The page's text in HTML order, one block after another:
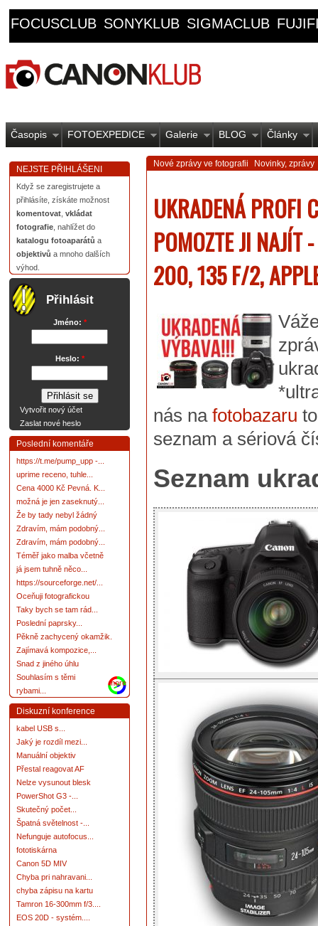
FOCUSCLUB SONYKLUB SIGMACLUB
Časopis FOTOEXPEDICE Galerie BLOG Články
NEJSTE PŘIHLÁŠENI
Když se zaregistrujete a
přihlásíte, získáte možnost
komentovat vkládat
fotografie , nahlížet do
katalogu fotoaparátů a
objektivů a mnoho dalších
výhod.
Přihlásit
Jméno: *
Heslo: *
Vytvořit nový účet
Zaslat nové heslo
Poslední komentáře
https://t.me/pump_upp -...
uprime receno, tuhle...
Cena 4000 Kč Pevná. K...
možná je jen zaseknutý...
Že by tady nebyl žádný
Zdravím, mám podobný...
Zdravím, mám podobný...
Téměř jako malba včetně
já jsem tuhně něco...
https://sourceforge.net/...
Oceňuji fotografickou
Taky bych se tam rád...
Poslední paprsky...
Pěkně zachycený okamžik.
Zajímavá kompozice,...
Snad z jiného úhlu
Souhlasím s těmi
rybami...
more
Diskuzní konference
kabel USB s...
Jaký je rozdíl mezi...
Manuální objektiv
Přestal reagovat AF
Nelze vysunout blesk
PowerShot G3 -...
Skutečný počet...
Špatná světelnost -...
Nefunguje autofocus...
fototiskárna
Canon 5D MIV
Chyba pri nahravani...
chyba zápisu na kartu
Tamron 16-300mm f/3....
EOS 20D - systém....
Nové zprávy ve fotografii Novinky, zprávy
UKRADENÁ PROFI
POMOZTE JI NAJÍT
200, 135 F/2,
nás na fotobazaru
seznam a sériová
Seznam